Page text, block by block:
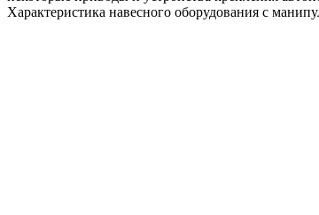
Характеристика навесного оборудования с